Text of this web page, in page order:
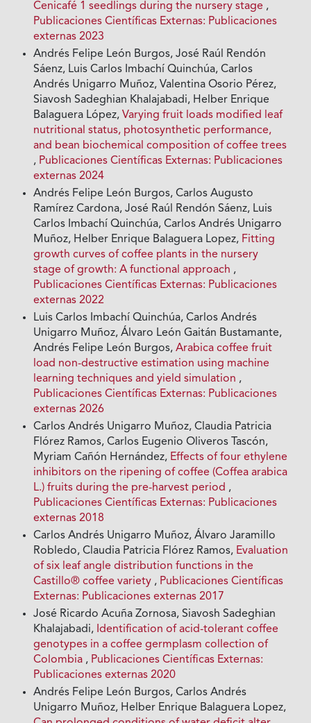
Cenicafé 1 seedlings during the nursery stage ,
Publicaciones Científicas Externas: Publicaciones
externas 2023
Andrés Felipe León Burgos, José Raúl Rendón
Sáenz, Luis Carlos Imbachí Quinchúa, Carlos
Andrés Unigarro Muñoz, Valentina Osorio Pérez,
Siavosh Sadeghian Khalajabadi, Helber Enrique
Balaguera López,Varying fruit loads modified leaf
nutritional status, photosynthetic performance,
and bean biochemical composition of coffee trees
, Publicaciones Científicas Externas: Publicaciones
externas 2024
Andrés Felipe León Burgos, Carlos Augusto
Ramírez Cardona, José Raúl Rendón Sáenz, Luis
Carlos Imbachí Quinchúa, Carlos Andrés Unigarro
Muñoz, Helber Enrique Balaguera Lopez, Fitting
growth curves of coffee plants in the nursery
stage of growth: A functional approach ,
Publicaciones Científicas Externas: Publicaciones
externas 2022
Luis Carlos Imbachí Quinchúa, Carlos Andrés
Unigarro Muñoz, Álvaro León Gaitán Bustamante,
Andrés Felipe León Burgos,Arabica coffee fruit
load non-destructive estimation using machine
learning techniques and yield simulation ,
Publicaciones Científicas Externas: Publicaciones
externas 2026
Carlos Andrés Unigarro Muñoz, Claudia Patricia
Flórez Ramos, Carlos Eugenio Oliveros Tascón,
Myriam Cañón Hernández, Effects of four ethylene
inhibitors on the ripening of coffee (Coffea arabica
L.) fruits during the pre-harvest period ,
Publicaciones Científicas Externas: Publicaciones
externas 2018
Carlos Andrés Unigarro Muñoz, Álvaro Jaramillo
Robledo, Claudia Patricia Flórez Ramos, Evaluation
of six leaf angle distribution functions in the
Castillo® coffee variety , Publicaciones Científicas
Externas: Publicaciones externas 2017
José Ricardo Acuña Zornosa, Siavosh Sadeghian
Khalajabadi, Identification of acid-tolerant coffee
genotypes in a coffee germplasm collection of
Colombia , Publicaciones Científicas Externas:
Publicaciones externas 2020
Andrés Felipe León Burgos, Carlos Andrés
Unigarro Muñoz, Helber Enrique Balaguera Lopez,